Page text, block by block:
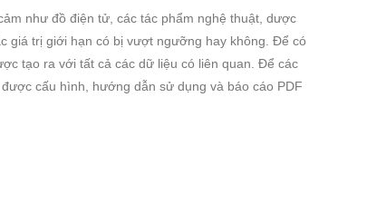
như đồ điện tử, các tác phẩm nghệ thuật, dược
giá trị giới hạn có bị vượt ngưỡng hay không. Để có
tạo ra với tất cả các dữ liệu có liên quan. Để các
cấu hình, hướng dẫn sử dụng và báo cáo PDF